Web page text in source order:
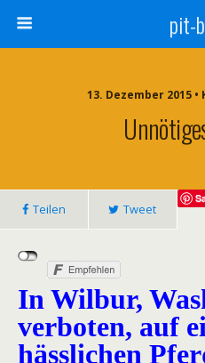
pit-
13. Dezember 2015
Teilen Tweet
In Wilbur,
verboten, auf
hässlichen